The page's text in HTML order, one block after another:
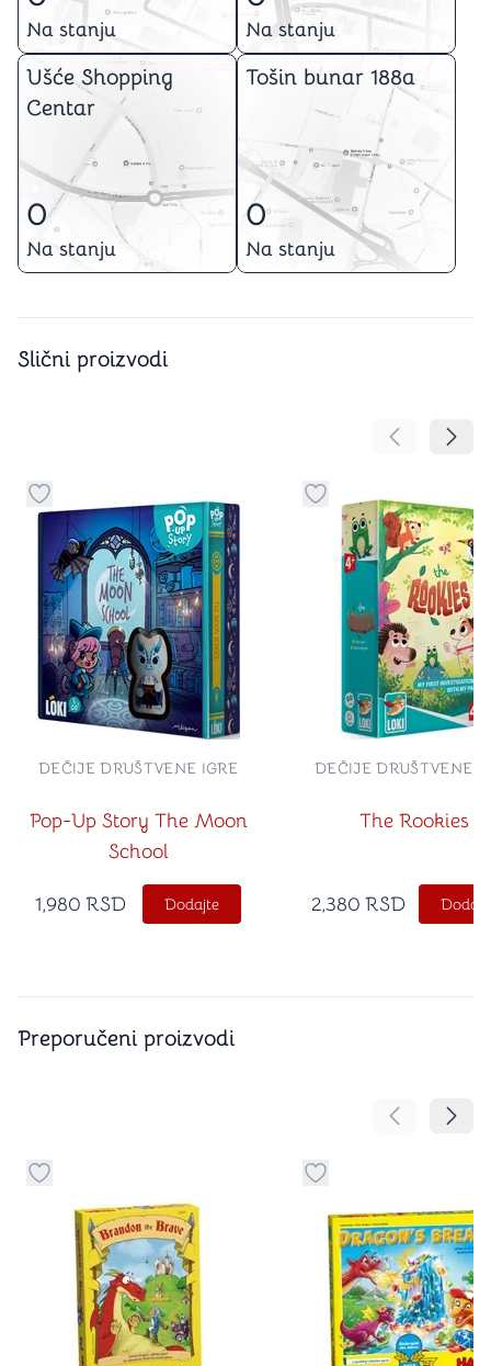
Na stanju Na stanju
Ušće Shopping
Centar
0
Na stanju
Tošin bunar 188a
0
Na stanju
Slični proizvodi
Pomeranje
Dugme za dodavanje stvari u kategoriju omiljeno
Pop-Up Story The Moon
School
DEČIJE DRUŠTVENE IGRE
1,980 RSD Dodajte
Dugme za dodavanje
The Rookies
DEČIJE DRUŠTVENE
2,380 RSD
Preporučeni proizvodi
Pomeranje
Dugme za dodavanje stvari u kategoriju omiljeno
Dugme za dodavanje